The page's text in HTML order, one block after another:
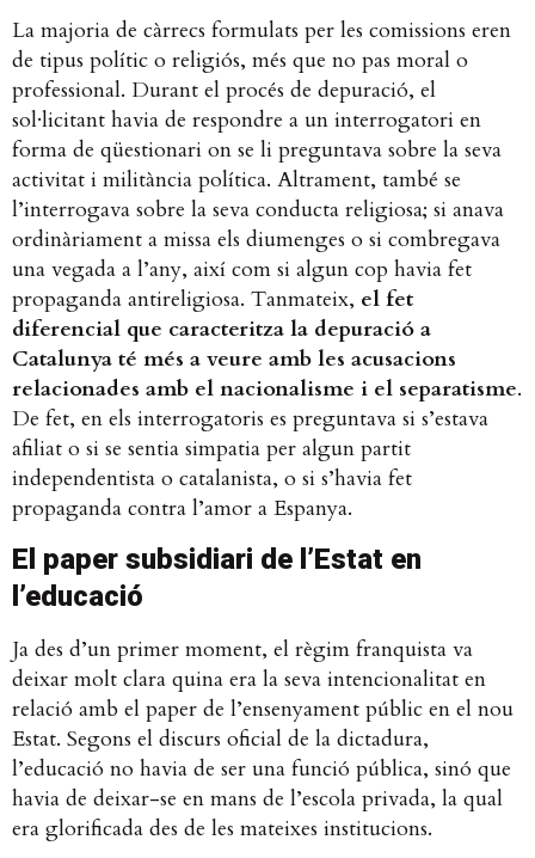
La majoria de càrrecs formulats per les comissions eren
de tipus polític o religiós, més que no pas moral o
professional. Durant el procés de depuració, el
sol·licitant havia de respondre a un interrogatori en
forma de qüestionari on se li preguntava sobre la seva
activitat i militància política. Altrament, també se
l’interrogava sobre la seva conducta religiosa; si anava
ordinàriament a missa els diumenges o si combregava
una vegada a l’any, així com si algun cop havia fet
propaganda antireligiosa. Tanmateix, el fet
diferencial que caracteritza la depuració a
Catalunya té més a veure amb les acusacions
relacionades amb el nacionalisme i el separatisme.
De fet, en els interrogatoris es preguntava si s’estava
afiliat o si se sentia simpatia per algun partit
independentista o catalanista, o si s’havia fet
propaganda contra l’amor a Espanya.
El paper subsidiari de l’Estat en
l’educació
Ja des d’un primer moment, el règim franquista va
deixar molt clara quina era la seva intencionalitat en
relació amb el paper de l’ensenyament públic en el nou
Estat. Segons el discurs oficial de la dictadura,
l’educació no havia de ser una funció pública, sinó que
havia de deixar-se en mans de l’escola privada, la qual
era glorificada des de les mateixes institucions.